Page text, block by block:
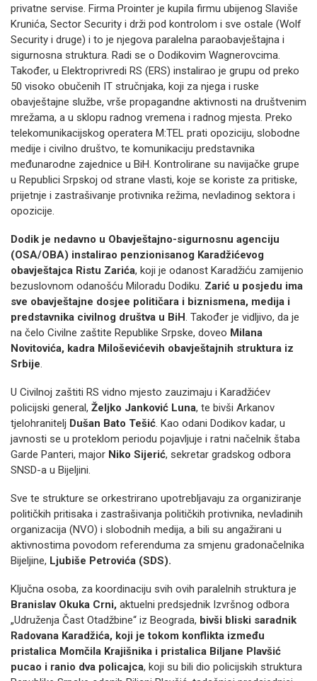
privatne servise. Firma Prointer je kupila firmu ubijenog Slaviše
Krunića, Sector Security i drži pod kontrolom i sve ostale (Wolf
Security i druge) i to je njegova paralelna paraobavještajna i
sigurnosna struktura. Radi se o Dodikovim Wagnerovcima.
Također, u Elektroprivredi RS (ERS) instalirao je grupu od preko
50 visoko obučenih IT stručnjaka, koji za njega i ruske
obavještajne službe, vrše propagandne aktivnosti na društvenim
mrežama, a u sklopu radnog vremena i radnog mjesta. Preko
telekomunikacijskog operatera M:TEL prati opoziciju, slobodne
medije i civilno društvo, te komunikaciju predstavnika
međunarodne zajednice u BiH. Kontrolirane su navijačke grupe
u Republici Srpskoj od strane vlasti, koje se koriste za pritiske,
prijetnje i zastrašivanje protivnika režima, nevladinog sektora i
opozicije.
Dodik je nedavno u Obavještajno-sigurnosnu agenciju
(OSA/OBA) instalirao penzionisanog Karadžićevog
obavještajca Ristu Zarića, koji je odanost Karadžiću zamijenio
bezuslovnom odanošću Miloradu Dodiku. Zarić u posjedu ima
sve obavještajne dosjee političara i biznismena, medija i
predstavnika civilnog društva u BiH. Također je vidljivo, da je
na čelo Civilne zaštite Republike Srpske, doveo Milana
Novitovića, kadra Miloševićevih obavještajnih struktura iz
Srbije.
U Civilnoj zaštiti RS vidno mjesto zauzimaju i Karadžićev
policijski general, Željko Janković Luna, te bivši Arkanov
tjelohranitelj Dušan Bato Tešić. Kao odani Dodikov kadar, u
javnosti se u proteklom periodu pojavljuje i ratni načelnik štaba
Garde Panteri, major Niko Sijerić, sekretar gradskog odbora
SNSD-a u Bijeljini.
Sve te strukture se orkestrirano upotrebljavaju za organiziranje
političkih pritisaka i zastrašivanja političkih protivnika, nevladinih
organizacija (NVO) i slobodnih medija, a bili su angažirani u
aktivnostima povodom referenduma za smjenu gradonačelnika
Bijeljine, Ljubiše Petrovića (SDS).
Ključna osoba, za koordinaciju svih ovih paralelnih struktura je
Branislav Okuka Crni, aktuelni predsjednik Izvršnog odbora
„Udruženja Čast Otadžbine“ iz Beograda, bivši bliski saradnik
Radovana Karadžića, koji je tokom konflikta između
pristalica Momčila Krajišnika i pristalica Biljane Plavšić
pucao i ranio dva policajca, koji su bili dio policijskih struktura